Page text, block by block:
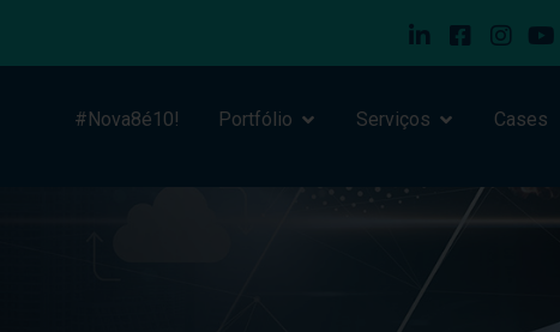
#Nova8é10! Portfólio Serviços Cases